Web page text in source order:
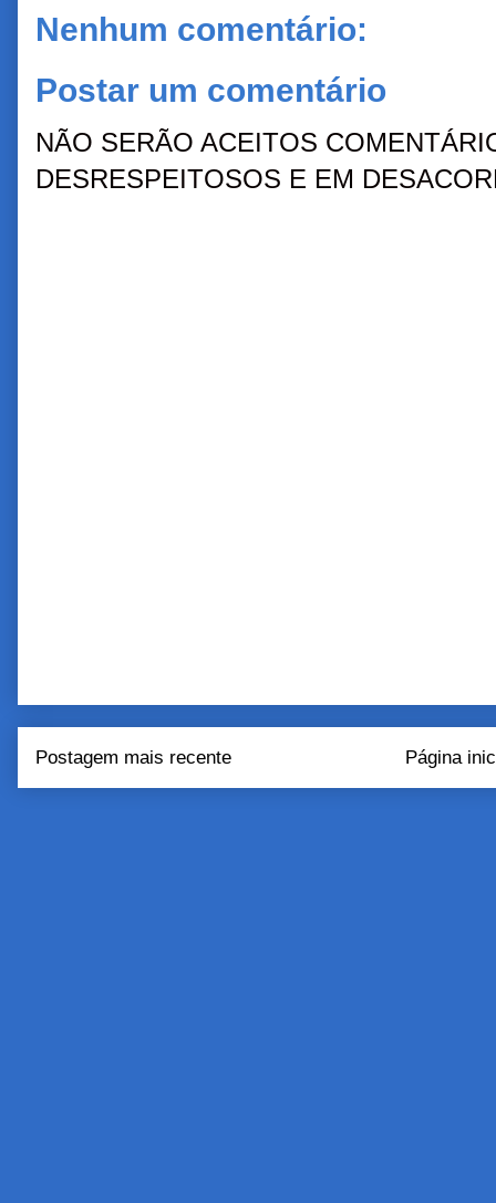
Nenhum comentário:
Postar um comentário
NÃO SERÃO ACEITOS
DESRESPEITOSOS E EM
Postagem mais recente Página